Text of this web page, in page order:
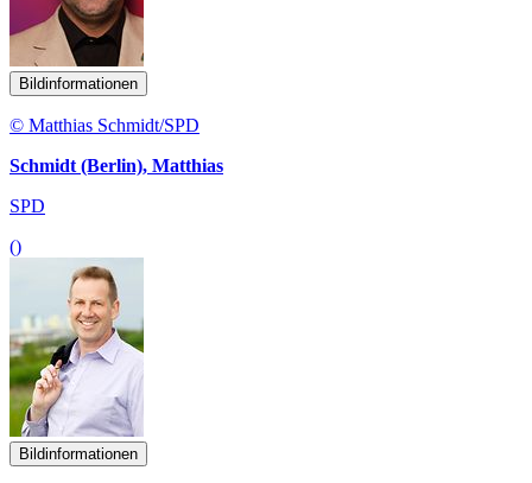
Bildinformationen
© Matthias Schmidt/SPD
Schmidt (Berlin), Matthias
SPD
()
Bildinformationen